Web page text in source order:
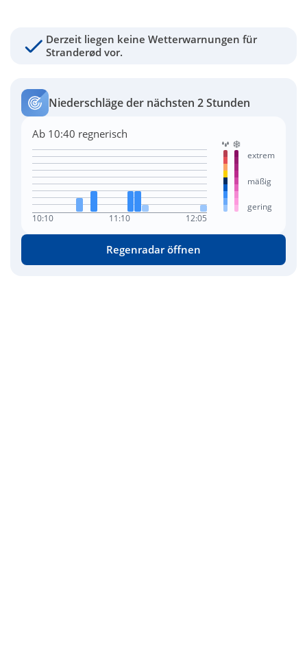
Derzeit liegen keine Wetterwarnungen für
Stranderød vor.
Niederschläge der nächsten 2 Stunden
Ab 10:40 regnerisch
10:10 11:10 12:05
extrem
mäßig
gering
Regenradar öffnen